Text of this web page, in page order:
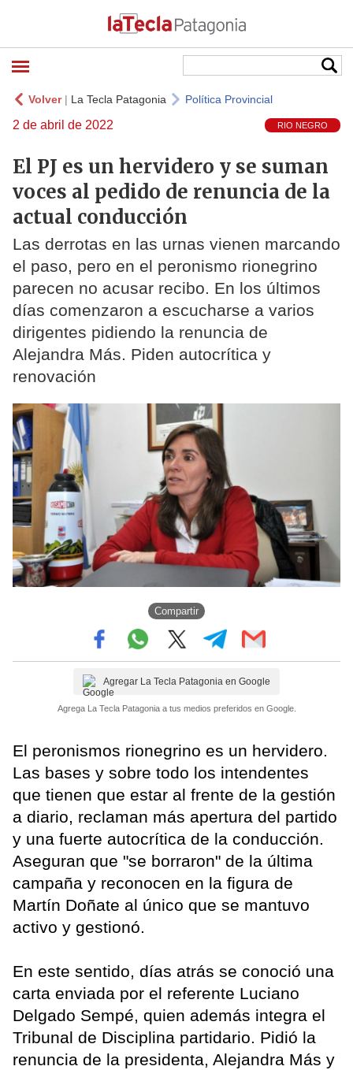
Volver| La Tecla Patagonia Política Provincial
2 de abril de 2022 RIO NEGRO
El PJ es un hervidero y se suman
voces al pedido de renuncia de la
actual conducción
Las derrotas en las urnas vienen marcando
el paso, pero en el peronismo rionegrino
parecen no acusar recibo. En los últimos
días comenzaron a escucharse a varios
dirigentes pidiendo la renuncia de
Alejandra Más. Piden autocrítica y
renovación
Compartir
Agregar La Tecla Patagonia en Google
Agrega La Tecla Patagonia a tus medios preferidos en Google.
El peronismos rionegrino es un hervidero.
Las bases y sobre todo los intendentes
que tienen que estar al frente de la gestión
a diario, reclaman más apertura del partido
y una fuerte autocrítica de la conducción.
Aseguran que "se borraron" de la última
campaña y reconocen en la figura de
Martín Doñate al único que se mantuvo
activo y gestionó.
En este sentido, días atrás se conoció una
carta enviada por el referente Luciano
Delgado Sempé, quien además integra el
Tribunal de Disciplina partidario. Pidió la
renuncia de la presidenta, Alejandra Más y